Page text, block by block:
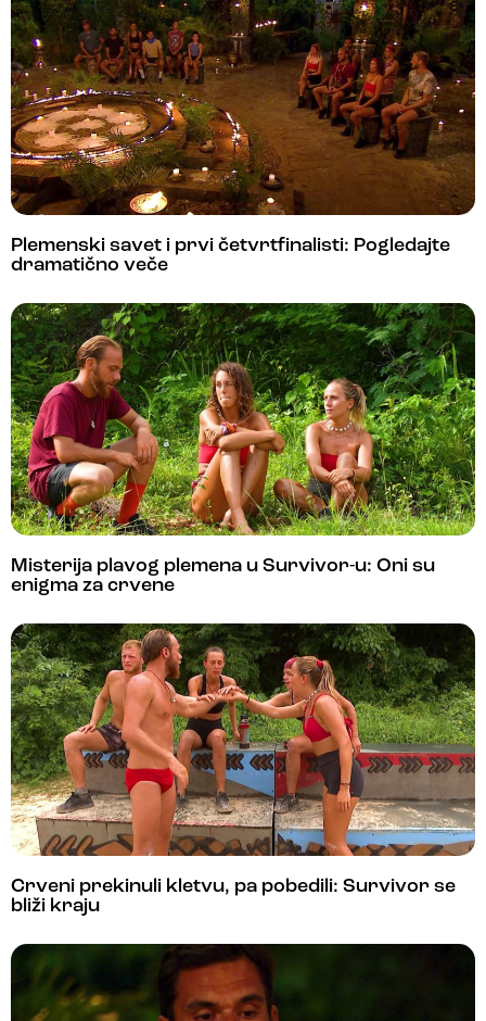
Plemenski savet i prvi četvrtfinalisti: Pogledajte
dramatično veče
Misterija plavog plemena u Survivor-u: Oni su
enigma za crvene
Crveni prekinuli kletvu, pa pobedili: Survivor se
bliži kraju